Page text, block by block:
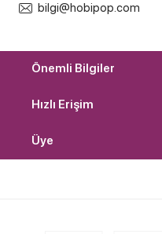
bilgi@hobipop.com
Önemli Bilgiler
Hızlı Erişim
Üye